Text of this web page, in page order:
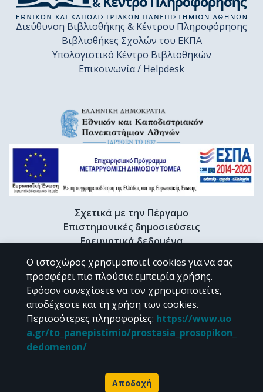
Διεύθυνση Βιβλιοθήκης & Κέντρου Πληροφόρησης
Βιβλιοθήκες Σχολών του ΕΚΠΑ
Υπολογιστικό Κέντρο Βιβλιοθηκών
Επικοινωνία / Helpdesk
Σχετικά με την Πέργαμο
Επιστημονικές δημοσιεύσεις
Ερευνητικά δεδομένα
Διδακτορικές διατριβές & Γκρίζα βιβλιογραφία
Προφίλ Ερευνητή
CC BY-NC 4.0
Εκτός αν αναφέρεται διαφορετικά, το υλικό της "Περγάμου" διατίθεται
Powered by
Ο ιστοχώρος χρησιμοποιεί cookies για να σας
προσφέρει πιο πλούσια εμπειρία χρήσης.
Εφόσον συνεχίσετε να τον χρησιμοποιείτε,
αποδέχεστε και τη χρήση των cookies.
Περισσότερες πληροφορίες: https://www.uo
a.gr/to_panepistimio/prostasia_prosopikon_
dedomenon/
Αποδοχή